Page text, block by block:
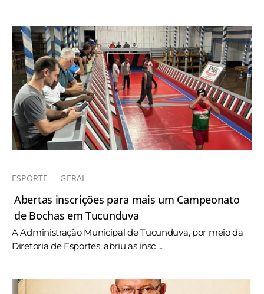
ESPORTE GERAL
Abertas inscrições para mais um Campeonato
de Bochas em Tucunduva
A Administração Municipal de Tucunduva, por meio da
Diretoria de Esportes, abriu as insc ...